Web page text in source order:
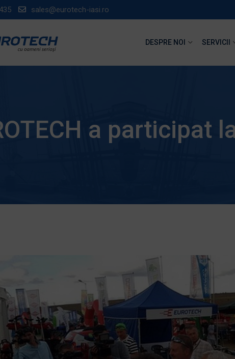
sales@eurotech-iasi.ro
DESPRE NOI SERVICII
a participat